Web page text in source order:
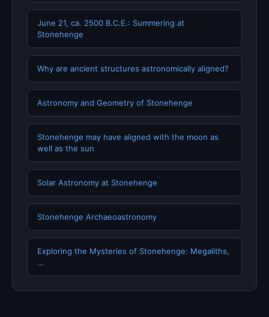
June 21, ca. 2500 B.C.E.: Summering at
Stonehenge
Why are ancient structures astronomically aligned?
Astronomy and Geometry of Stonehenge
Stonehenge may have aligned with the moon as
well as the sun
Solar Astronomy at Stonehenge
Stonehenge Archaeoastronomy
Exploring the Mysteries of Stonehenge: Megaliths,
…